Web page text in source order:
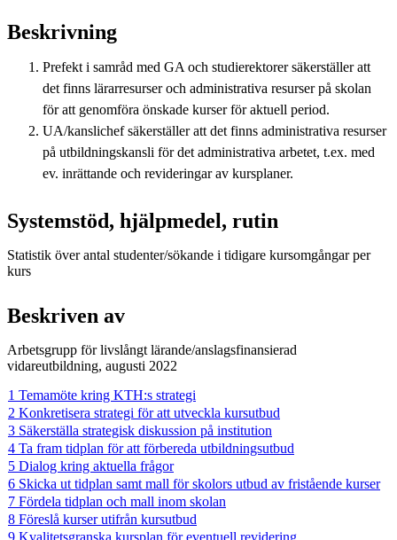
Beskrivning
Prefekt i samråd med GA och studierektorer säkerställer att
det finns lärarresurser och administrativa resurser på skolan
för att genomföra önskade kurser för aktuell period.
UA/kanslichef säkerställer att det finns administrativa resurser
på utbildningskansli för det administrativa arbetet, t.ex. med
ev. inrättande och revideringar av kursplaner.
Systemstöd, hjälpmedel, rutin
Statistik över antal studenter/sökande i tidigare kursomgångar per
kurs
Beskriven av
Arbetsgrupp för livslångt lärande/anslagsfinansierad
vidareutbildning, augusti 2022
1 Temamöte kring KTH:s strategi
2 Konkretisera strategi för att utveckla kursutbud
3 Säkerställa strategisk diskussion på institution
4 Ta fram tidplan för att förbereda utbildningsutbud
5 Dialog kring aktuella frågor
6 Skicka ut tidplan samt mall för skolors utbud av fristående kurser
7 Fördela tidplan och mall inom skolan
8 Föreslå kurser utifrån kursutbud
9 Kvalitetsgranska kursplan för eventuell revidering